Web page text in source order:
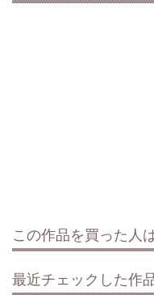
この作品を買った人
最近チェックした作